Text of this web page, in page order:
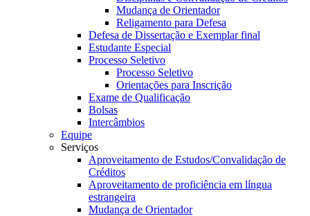
Mudança de Orientador
Religamento para Defesa
Defesa de Dissertação e Exemplar final
Estudante Especial
Processo Seletivo
Processo Seletivo
Orientações para Inscrição
Exame de Qualificação
Bolsas
Intercâmbios
Equipe
Serviços
Aproveitamento de Estudos/Convalidação de
Créditos
Aproveitamento de proficiência em língua
estrangeira
Mudança de Orientador